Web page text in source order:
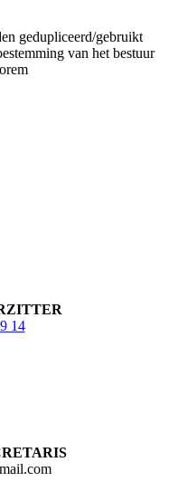
gedupliceerd/gebruikt
van het bestuur
14